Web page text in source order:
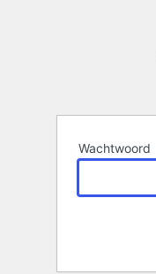
Wachtwoord